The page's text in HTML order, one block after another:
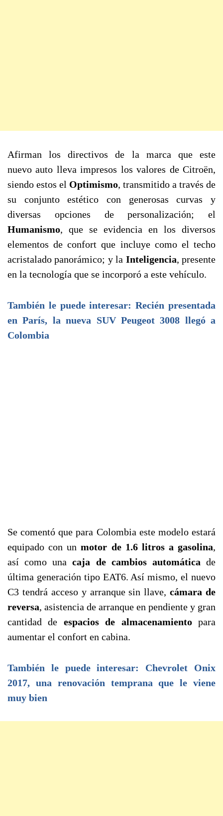
Afirman los directivos de la marca que este
nuevo auto lleva impresos los valores de Citroën,
siendo estos el Optimismo, transmitido a través de
su conjunto estético con generosas curvas y
diversas opciones de personalización; el
Humanismo, que se evidencia en los diversos
elementos de confort que incluye como el techo
acristalado panorámico; y la Inteligencia, presente
en la tecnología que se incorporó a este vehículo.
También le puede interesar: Recién presentada
en París, la nueva SUV Peugeot 3008 llegó a
Colombia
Se comentó que para Colombia este modelo estará
equipado con unmotor de 1.6 litros a gasolina,
así como unacaja de cambios automática de
última generación tipo EAT6. Así mismo, el nuevo
C3 tendrá acceso y arranque sin llave,cámara de
reversa, asistencia de arranque en pendiente y gran
cantidad de espacios de almacenamientopara
aumentar el confort en cabina.
También le puede interesar: Chevrolet Onix
2017, una renovación temprana que le viene
muy bien